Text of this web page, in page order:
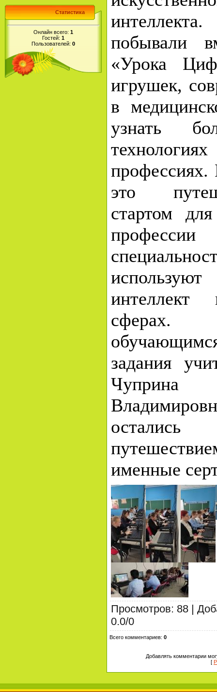
Статистика
Онлайн всего: 1
Гостей: 1
Пользователей: 0
побывали
«Урока
игрушек,
в
узнать
это
стартом
интеллект
задания
именные
Просмотров: 88 |
0.0/0
Всего комментариев: 0
Добавлять комментарии
[